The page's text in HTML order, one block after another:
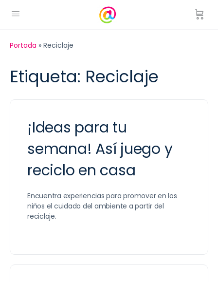
Portada » Reciclaje
Etiqueta: Reciclaje
¡Ideas para tu
semana! Así juego y
reciclo en casa
Encuentra experiencias para promover en los
niños el cuidado del ambiente a partir del
reciclaje.